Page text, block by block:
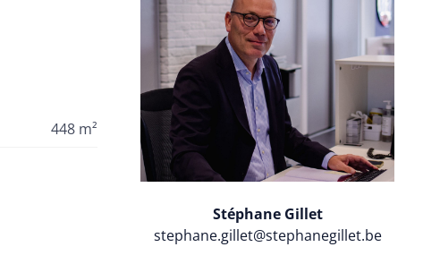
448 m²
Stéphane Gillet
stephane.gillet@stephanegillet.be